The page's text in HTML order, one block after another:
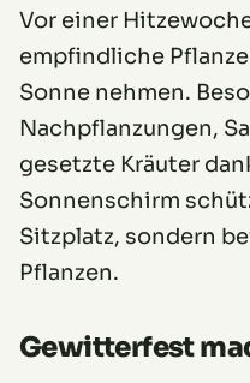
Vor einer
empfindliche
Sonne nehmen.
Nachpflanzungen,
gesetzte Kräuter
Sonnenschirm
Sitzplatz, sondern
Pflanzen.
Gewitterfest